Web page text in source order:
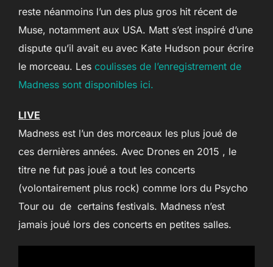
reste néanmoins l’un des plus gros hit récent de
Muse, notamment aux USA. Matt s’est inspiré d’une
dispute qu’il avait eu avec Kate Hudson pour écrire
le morceau. Les coulisses de l’enregistrement de
Madness sont disponibles ici.
LIVE
Madness est l’un des morceaux les plus joué de
ces dernières années. Avec Drones en 2015 , le
titre ne fut pas joué a tout les concerts
(volontairement plus rock) comme lors du Psycho
Tour ou de certains festivals. Madness n’est
jamais joué lors des concerts en petites salles.